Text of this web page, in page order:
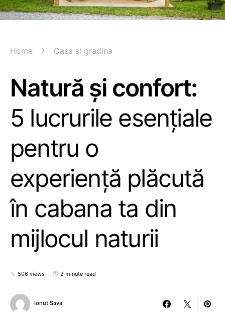
Home Casa si gradina
Natură și confort:
5 lucrurile esențiale
pentru o
experiență plăcută
în cabana ta din
mijlocul naturii
506 views 2 minute read
Ionut Sava